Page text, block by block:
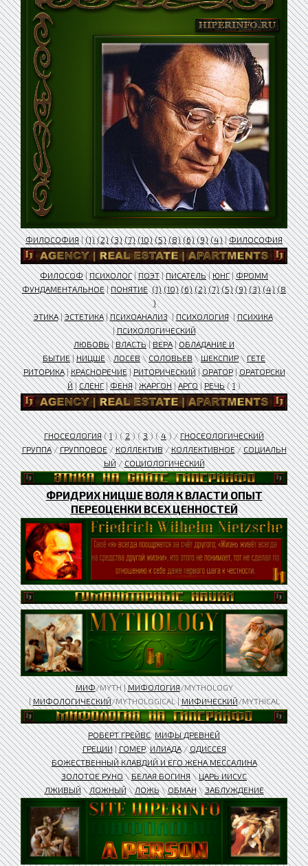
ФИЛОСОФИЯ|(1) (2) (3) (7) (10) (5) (8) (6) (9) (4)|ФИЛОСОФИЯ
ФИЛОСОФ|ПСИХОЛОГ|ПОЭТ|ПИСАТЕЛЬ|ЮНГ|ФРОММ
ФУНДАМЕНТАЛЬНОЕ|ПОНЯТИЕ (1) (10) (6) (2) (7) (5) (9) (3) (4) (8
)
ЭТИКА|ЭСТЕТИКА|ПСИХОАНАЛИЗ|ПСИХОЛОГИЯ|ПСИХИКА
|ПСИХОЛОГИЧЕСКИЙ
ЛЮБОВЬ|ВЛАСТЬ|ВЕРА|ОБЛАДАНИЕ И
БЫТИЕ|НИЦШЕ\ЛОСЕВ\СОЛОВЬЕВ\ШЕКСПИР\ГЕТЕ
РИТОРИКА|КРАСНОРЕЧИЕ|РИТОРИЧЕСКИЙ|ОРАТОР|ОРАТОРСКИ
Й|СЛЕНГ|ФЕНЯ|ЖАРГОН|АРГО|РЕЧЬ(1)
ГНОСЕОЛОГИЯ(1) (2) (3) (4) /ГНОСЕОЛОГИЧЕСКИЙ
ГРУППА/ГРУППОВОЕ/КОЛЛЕКТИВ/КОЛЛЕКТИВНОЕ/СОЦИАЛЬН
ЫЙ/СОЦИОЛОГИЧЕСКИЙ
ФРИДРИХ НИЦШЕ ВОЛЯ К ВЛАСТИ ОПЫТ
ПЕРЕОЦЕНКИ ВСЕХ ЦЕННОСТЕЙ
МИФ/MYTH |МИФОЛОГИЯ/MYTHOLOGY
|МИФОЛОГИЧЕСКИЙ/MYTHOLOGICAL |МИФИЧЕСКИЙ/MYTHICAL
РОБЕРТ ГРЕЙВС.МИФЫ ДРЕВНЕЙ
ГРЕЦИИ|ГОМЕР.ИЛИАДА/ОДИССЕЯ
БОЖЕСТВЕННЫЙ КЛАВДИЙ И ЕГО ЖЕНА МЕССАЛИНА​
ЗОЛОТОЕ РУНО\БЕЛАЯ БОГИНЯ\ЦАРЬ ИИСУС
ЛЖИВЫЙ\ЛОЖНЫЙ\ЛОЖЬ\ОБМАН\ЗАБЛУЖДЕНИЕ